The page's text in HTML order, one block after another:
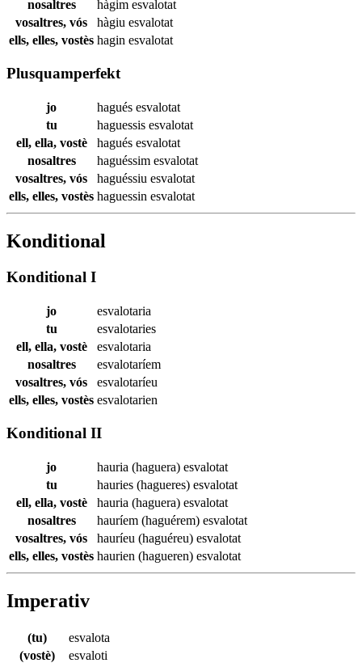
nosaltres
hàgim esvalotat
vosaltres, vós
hàgiu esvalotat
ells, elles, vostès hagin esvalotat
Plusquamperfekt
jo hagués esvalotat
tu
haguessis esvalotat
ell, ella, vostè
hagués esvalotat
nosaltres
haguéssim esvalotat
vosaltres, vós
haguéssiu esvalotat
ells, elles, vostès haguessin esvalotat
Konditional
Konditional I
jo
esvalotaria
tu
esvalotaries
ell, ella, vostè
esvalotaria
nosaltres
esvalotaríem
vosaltres, vós
esvalotaríeu
ells, elles, vostès esvalotarien
Konditional II
jo hauria (haguera) esvalotat
tu
hauries (hagueres) esvalotat
ell, ella, vostè
hauria (haguera) esvalotat
nosaltres
hauríem (haguérem) esvalotat
vosaltres, vós
hauríeu (haguéreu) esvalotat
ells, elles, vostès haurien (hagueren) esvalotat
Imperativ
(tu)
esvalota
(vostè)
esvaloti